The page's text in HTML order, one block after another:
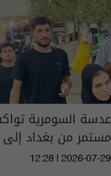
عدسة السومرية
مستمر من بغداد
12:28 | 2026-07-29